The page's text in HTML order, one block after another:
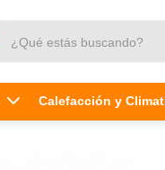
Calefacción y